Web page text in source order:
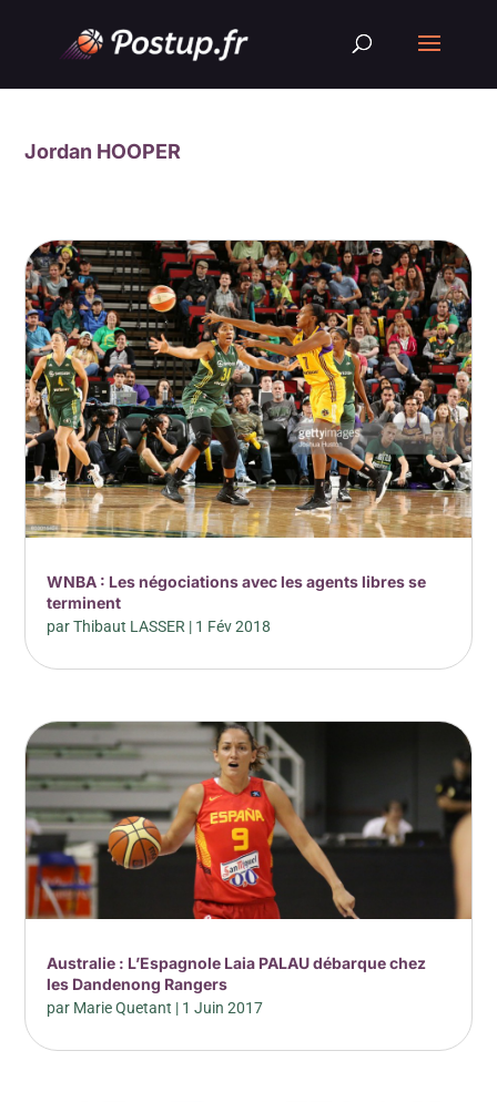
Jordan HOOPER
WNBA : Les négociations avec les agents libres se
terminent
parThibaut LASSER | 1 Fév 2018
Australie : L’Espagnole Laia PALAU débarque chez
les Dandenong Rangers
par Marie Quetant | 1 Juin 2017